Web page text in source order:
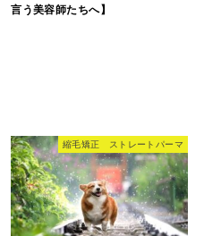
言う美容師たちへ】
縮毛矯正 ストレートパーマ